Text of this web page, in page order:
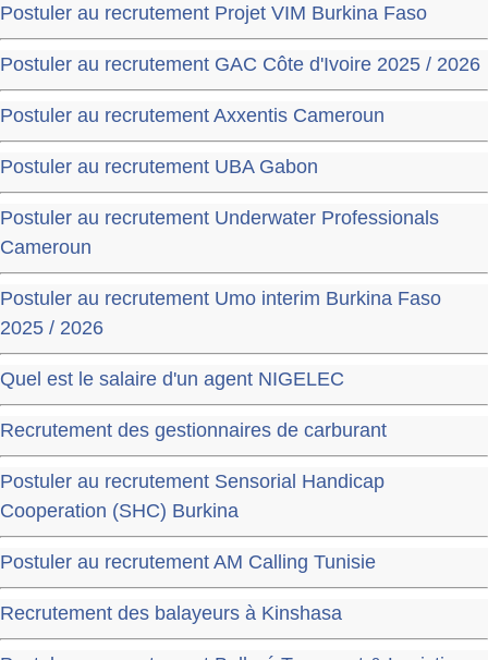
Postuler au recrutement Projet VIM Burkina Faso
Postuler au recrutement GAC Côte d'Ivoire 2025 / 2026
Postuler au recrutement Axxentis Cameroun
Postuler au recrutement UBA Gabon
Postuler au recrutement Underwater Professionals
Cameroun
Postuler au recrutement Umo interim Burkina Faso
2025 / 2026
Quel est le salaire d'un agent NIGELEC
Recrutement des gestionnaires de carburant
Postuler au recrutement Sensorial Handicap
Cooperation (SHC) Burkina
Postuler au recrutement AM Calling Tunisie
Recrutement des balayeurs à Kinshasa